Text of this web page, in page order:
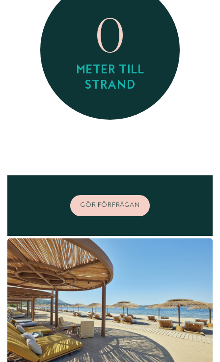
0
METER TILL
STRAND
GÖR FÖRFRÅGAN